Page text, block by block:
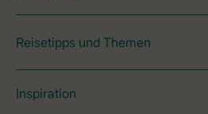
Reisetipps und Themen
Inspiration